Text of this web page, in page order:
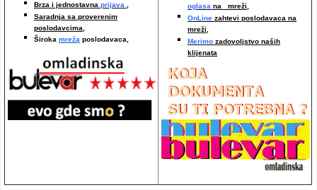
Brza i jednostavna prijava ,
Saradnja sa proverenim
poslodavcima,
Široka mreža poslodavaca,
oglasa na mreži,
OnLine zahtevi poslodavaca na
mreži,
Merimo zadovoljstvo naših
klijenata